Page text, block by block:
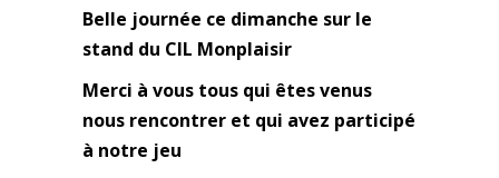
Belle journée ce dimanche sur le
stand du CIL Monplaisir
Merci à vous tous qui êtes venus
nous rencontrer et qui avez participé
à notre jeu